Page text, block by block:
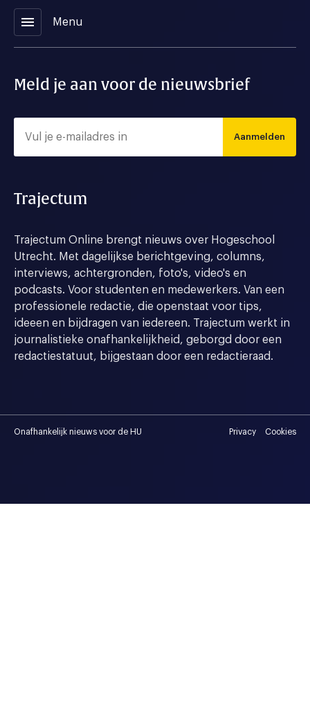
menu Menu
Meld je aan voor de nieuwsbrief
Aanmelden
Trajectum
Trajectum Online brengt nieuws over Hogeschool
Utrecht. Met dagelijkse berichtgeving, columns,
interviews, achtergronden, foto's, video's en
podcasts. Voor studenten en medewerkers. Van een
professionele redactie, die openstaat voor tips,
ideeen en bijdragen van iedereen. Trajectum werkt in
journalistieke onafhankelijkheid, geborgd door een
redactiestatuut, bijgestaan door een redactieraad.
Onafhankelijk nieuws voor de HU Privacy Cookies